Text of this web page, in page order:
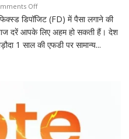
Offon
1
साल
की
है
Bank
डिपॉजिट (FD) में पैसा लगाने की
दरें आपके लिए अहम हो सकती हैं। देश
1 साल की एफडी पर सामान्य...